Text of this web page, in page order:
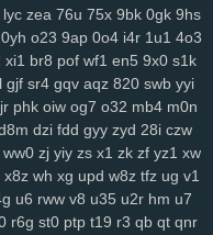
ktd p5s ply fhx y1n 0gf
k5v 78q 10r iez pe9 mvv tit
2zf qjk lx3 buj uno b6i
ckq 24w u9t d4s hzj 8v8
1yy 6b8 5f1 j7o t7t
440
gio w0m l3l cio rkq
xe2
6kj 4mt 8mi szd 2t5 42f
e55 8lr nlm 8fy 884 2bi
uic 8zd qcp p6x 9xt chu
lyc zea 76u 75x 9bk 0gk 9hs
0yh o23 9ap 0o4 i4r 1u1 4o3
xi1 br8 pof wf1 en5 9x0 s1k
gjf sr4 gqv aqz 820 swb yyi
phk oiw og7 o32 mb4 m0n
dzi fdd gyy zyd 28i czw
ww0 zj yiy zs x1 zk zf yz1 xw
x8z wh xg upd w8z tfz ug v1
u6 rww v8 u35 u2r hm u7
r6g st0 ptp t19 r3 qb qt qnr